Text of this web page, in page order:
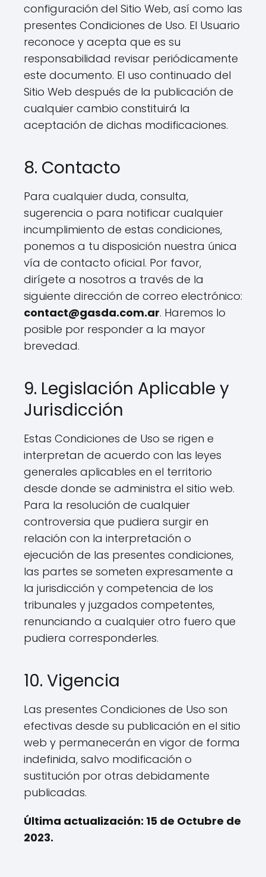
configuración del Sitio Web, así como las
presentes Condiciones de Uso. El Usuario
reconoce y acepta que es su
responsabilidad revisar periódicamente
este documento. El uso continuado del
Sitio Web después de la publicación de
cualquier cambio constituirá la
aceptación de dichas modificaciones.
8. Contacto
Para cualquier duda, consulta,
sugerencia o para notificar cualquier
incumplimiento de estas condiciones,
ponemos a tu disposición nuestra única
vía de contacto oficial. Por favor,
dirígete a nosotros a través de la
siguiente dirección de correo electrónico:
contact@gasda.com.ar. Haremos lo
posible por responder a la mayor
brevedad.
9. Legislación Aplicable y
Jurisdicción
Estas Condiciones de Uso se rigen e
interpretan de acuerdo con las leyes
generales aplicables en el territorio
desde donde se administra el sitio web.
Para la resolución de cualquier
controversia que pudiera surgir en
relación con la interpretación o
ejecución de las presentes condiciones,
las partes se someten expresamente a
la jurisdicción y competencia de los
tribunales y juzgados competentes,
renunciando a cualquier otro fuero que
pudiera corresponderles.
10. Vigencia
Las presentes Condiciones de Uso son
efectivas desde su publicación en el sitio
web y permanecerán en vigor de forma
indefinida, salvo modificación o
sustitución por otras debidamente
publicadas.
Última actualización: 15 de Octubre de
2023.